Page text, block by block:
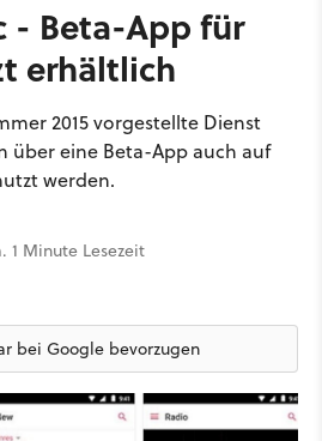
- Beta-App für
erhältlich
2015 vorgestellte Dienst
über eine Beta-App auch auf
werden.
1 Minute Lesezeit
bei Google bevorzugen